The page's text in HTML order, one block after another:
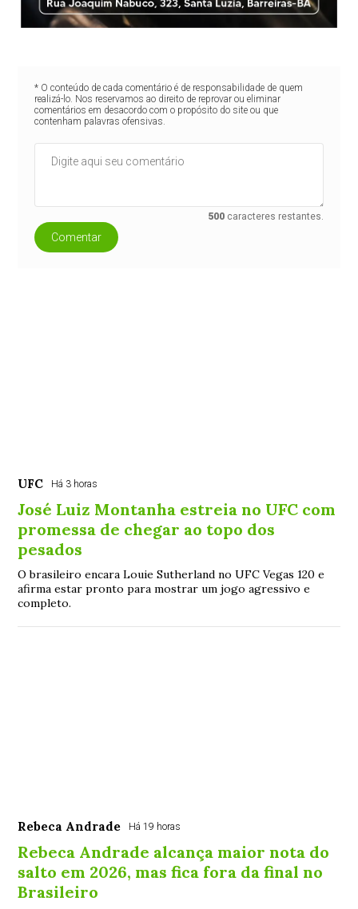
* O conteúdo de cada comentário é de responsabilidade de quem
realizá-lo. Nos reservamos ao direito de reprovar ou eliminar
comentários em desacordo com o propósito do site ou que
contenham palavras ofensivas.
500 caracteres restantes.
Comentar
UFC Há 3 horas
José Luiz Montanha estreia no UFC com
promessa de chegar ao topo dos
pesados
O brasileiro encara Louie Sutherland no UFC Vegas 120 e
afirma estar pronto para mostrar um jogo agressivo e
completo.
Rebeca Andrade Há 19 horas
Rebeca Andrade alcança maior nota do
salto em 2026, mas fica fora da final no
Brasileiro